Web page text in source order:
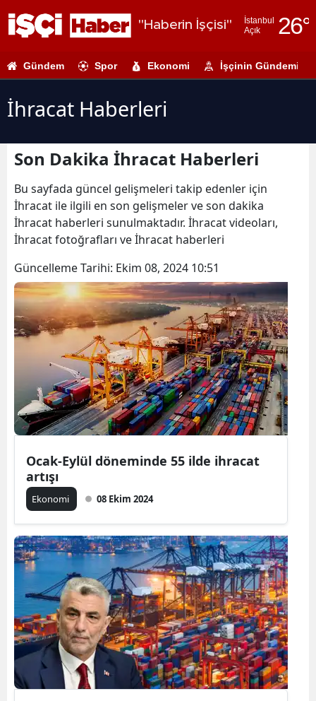
"Haberin İşçisi"
İstanbul
Açık
26°
Adıyaman
Ankara
Antalya
Balıkesir
Bilecik
Bingöl
Bitlis
Bolu
Çankırı
Çorum
Denizli
Diyarbakır
Edirne
Elazığ
Gündem Spor Ekonomi İşçinin Gündemi
İhracat Haberleri
Son Dakika İhracat Haberleri
Bu sayfada güncel gelişmeleri takip edenler için
İhracat ile ilgili en son gelişmeler ve son dakika
İhracat haberleri sunulmaktadır. İhracat videoları,
İhracat fotoğrafları ve İhracat haberleri
Güncelleme Tarihi: Ekim 08, 2024 10:51
Ocak-Eylül döneminde 55 ilde ihracat
artışı
Ekonomi 08 Ekim 2024